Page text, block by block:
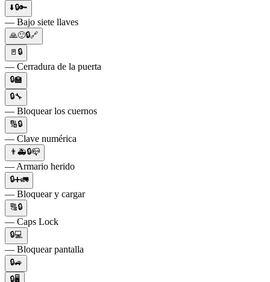
⬇️🔒🔑
— Bajo siete llaves
🙏🙂🔒🔗
🚪🔒
— Cerradura de la puerta
🔒🏫
🔒🔧
— Bloquear los cuernos
🔢🔒
— Clave numérica
👨🚑🔒📪
— Armario herido
🔒➕🚛
— Bloquear y cargar
🔠🔒
— Caps Lock
🔒💻
— Bloquear pantalla
🔒🚙
🔒🖥